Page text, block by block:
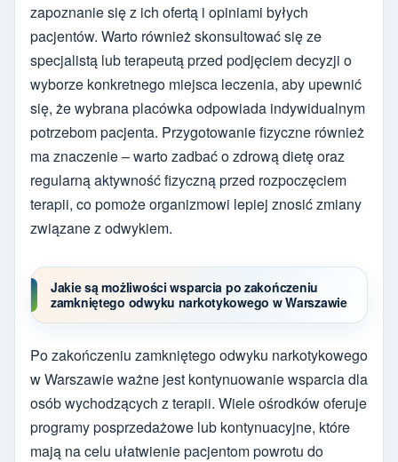
zapoznanie się z ich ofertą i opiniami byłych
pacjentów. Warto również skonsultować się ze
specjalistą lub terapeutą przed podjęciem decyzji o
wyborze konkretnego miejsca leczenia, aby upewnić
się, że wybrana placówka odpowiada indywidualnym
potrzebom pacjenta. Przygotowanie fizyczne również
ma znaczenie – warto zadbać o zdrową dietę oraz
regularną aktywność fizyczną przed rozpoczęciem
terapii, co pomoże organizmowi lepiej znosić zmiany
związane z odwykiem.
Jakie są możliwości wsparcia po zakończeniu
zamkniętego odwyku narkotykowego w Warszawie
Po zakończeniu zamkniętego odwyku narkotykowego
w Warszawie ważne jest kontynuowanie wsparcia dla
osób wychodzących z terapii. Wiele ośrodków oferuje
programy posprzedażowe lub kontynuacyjne, które
mają na celu ułatwienie pacjentom powrotu do